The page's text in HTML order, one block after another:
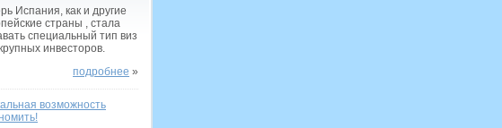
Испания, как и другие
страны , стала
специальный тип виз
инвесторов.
подробнее »
возможность